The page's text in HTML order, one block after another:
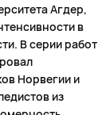
Агдер,
в
В серии работ
Норвегии и
из